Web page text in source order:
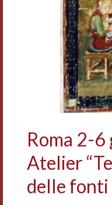
Accordi di
Cultura
Cultura
Scrittori
Corpus
Roma 2-6
Atelier
delle fonti